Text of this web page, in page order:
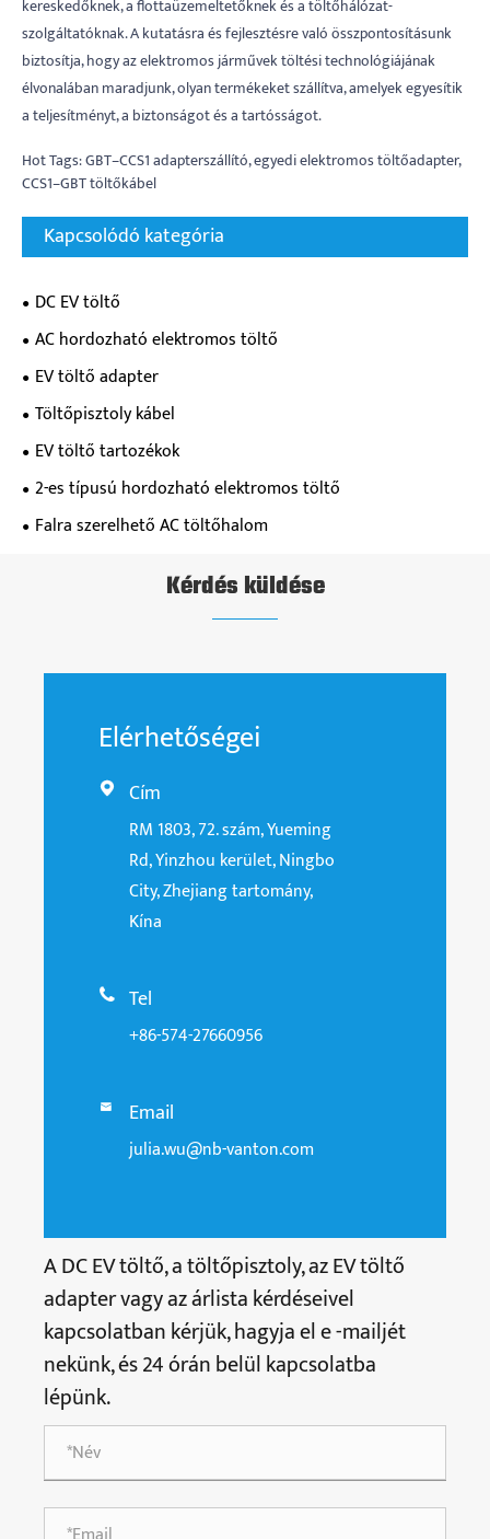
kereskedőknek, a flottaüzemeltetőknek és a töltőhálózat-
szolgáltatóknak. A kutatásra és fejlesztésre való összpontosításunk
biztosítja, hogy az elektromos járművek töltési technológiájának
élvonalában maradjunk, olyan termékeket szállítva, amelyek egyesítik
a teljesítményt, a biztonságot és a tartósságot.
Hot Tags: GBT–CCS1 adapterszállító, egyedi elektromos töltőadapter,
CCS1–GBT töltőkábel
Kapcsolódó kategória
DC EV töltő
AC hordozható elektromos töltő
EV töltő adapter
Töltőpisztoly kábel
EV töltő tartozékok
2-es típusú hordozható elektromos töltő
Falra szerelhető AC töltőhalom
Kérdés küldése
Elérhetőségei
 Cím
RM 1803, 72. szám, Yueming
Rd, Yinzhou kerület, Ningbo
City, Zhejiang tartomány,
Kína
 Tel
+86-574-27660956
 Email
julia.wu@nb-vanton.com
A DC EV töltő, a töltőpisztoly, az EV töltő
adapter vagy az árlista kérdéseivel
kapcsolatban kérjük, hagyja el e -mailjét
nekünk, és 24 órán belül kapcsolatba
lépünk.